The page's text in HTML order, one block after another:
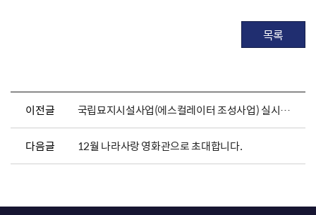
목록
이전글 국립묘지시설사업(에스컬레이터 조성사업) 실시계획(변경) 및 지형도면 승인 고시
다음글 12월 나라사랑 영화관으로 초대합니다.